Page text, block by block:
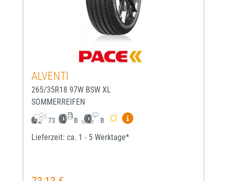
ALVENTI
265/35R18 97W BSW XL
SOMMERREIFEN
73 B B
Mehr Informationen zum
Lieferzeit: ca. 1 - 5 Werktage*